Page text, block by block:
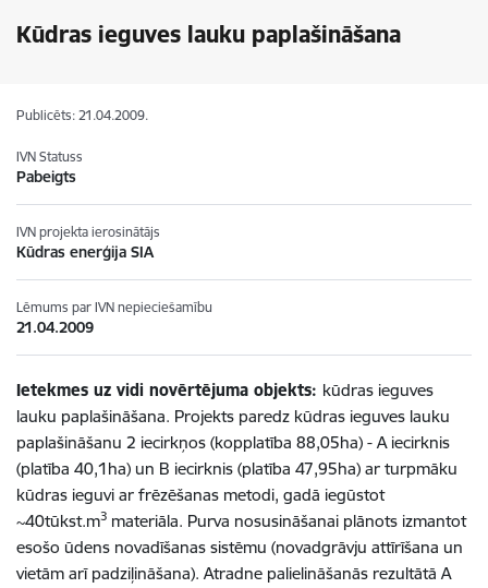
Kūdras ieguves lauku paplašināšana
Publicēts: 21.04.2009.
IVN Statuss
Pabeigts
IVN projekta ierosinātājs
Kūdras enerģija SIA
Lēmums par IVN nepieciešamību
21.04.2009
Ietekmes uz vidi novērtējuma objekts: kūdras ieguves
lauku paplašināšana. Projekts paredz kūdras ieguves lauku
paplašināšanu 2 iecirkņos (kopplatība 88,05ha) - A iecirknis
(platība 40,1ha) un B iecirknis (platība 47,95ha) ar turpmāku
kūdras ieguvi ar frēzēšanas metodi, gadā iegūstot
~40tūkst.m3 materiāla. Purva nosusināšanai plānots izmantot
esošo ūdens novadīšanas sistēmu (novadgrāvju attīrīšana un
vietām arī padziļināšana). Atradne palielināšanās rezultātā A